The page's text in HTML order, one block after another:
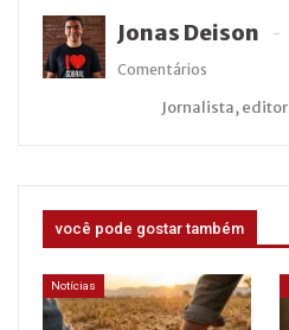
Jonas Deison
Comentários
Jornalista,
você pode gostar também
Notícias